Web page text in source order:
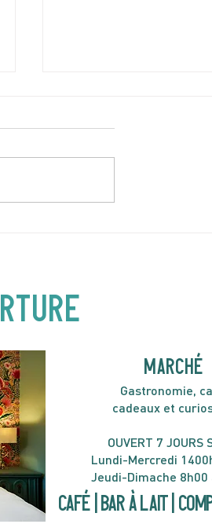
MARCHÉ
Gastronomie,
cadeaux et
OUVERT 7 JOURS
Lundi-Mercredi
Jeudi-Dimache 8h00
café | Bar à lait |